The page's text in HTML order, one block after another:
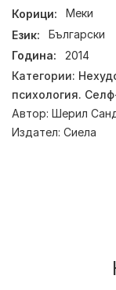
Корици:
Меки
Език:
Български
Година:
2014
Категории:
психология.
Автор: Шерил
Издател: Сиела